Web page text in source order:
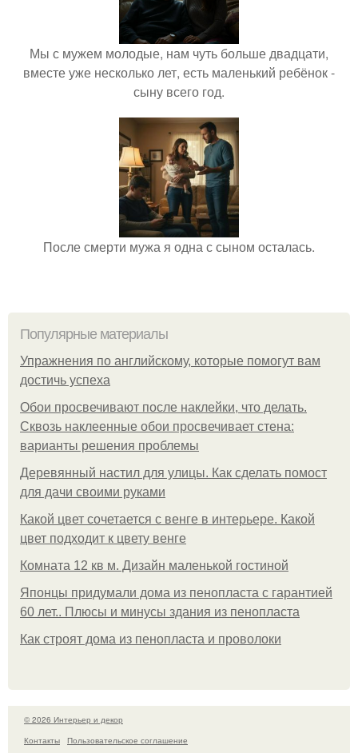
Мы с мужем молодые, нам чуть больше двадцати,
вместе уже несколько лет, есть маленький ребёнок -
сыну всего год.
После смерти мужа я одна с сыном осталась.
Популярные материалы
Упражнения по английскому, которые помогут вам
достичь успеха
Обои просвечивают после наклейки, что делать.
Сквозь наклеенные обои просвечивает стена:
варианты решения проблемы
Деревянный настил для улицы. Как сделать помост
для дачи своими руками
Какой цвет сочетается с венге в интерьере. Какой
цвет подходит к цвету венге
Комната 12 кв м. Дизайн маленькой гостиной
Японцы придумали дома из пенопласта с гарантией
60 лет.. Плюсы и минусы здания из пенопласта
Как строят дома из пенопласта и проволоки
© 2026 Интерьер и декор
Контакты
Пользовательское соглашение